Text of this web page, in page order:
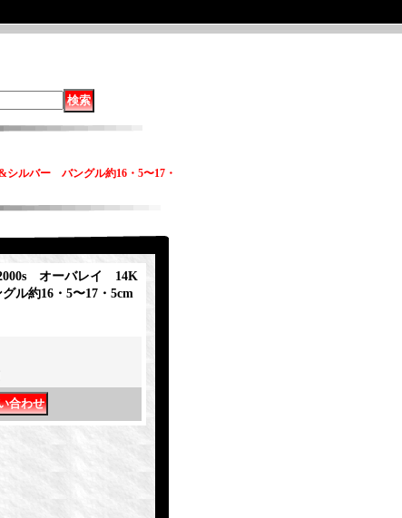
ルバー バングル約16・5〜17・
オーバレイ 14K
ル約16・5〜17・5cm